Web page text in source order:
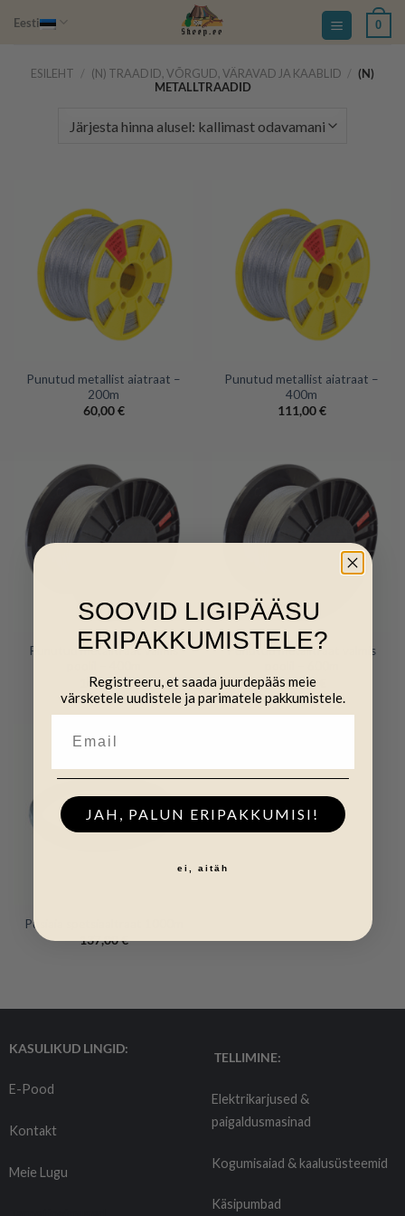
Eesti 0
ESILEHT / (N) TRAADID, VÕRGUD, VÄRAVAD JA KAABLID / (N)
METALLTRAADID
Punutud metallist aiatraat –
200m
60,00€
Punutud metallist aiatraat –
400m
111,00€
Punutud metalltraat valmis
141,00€
Punutud metalltraat valmis
190,00
Püsiaia spetsiaaltraat 1000m
137,00€
KASULIKUD LINGID:
E-Pood
Kontakt
Meie Lugu
TELLIMINE:
Elektrikarjused &
paigaldusmasinad
Kogumisaiad & kaalusüsteemid
Käsipumbad
SOOVID LIGIPÄÄSU
ERIPAKKUMISTELE?
Registreeru, et saada juurdepääs meie
värsketele uudistele ja parimatele pakkumistele.
JAH, PALUN ERIPAKKUMISI!
ei, aitäh